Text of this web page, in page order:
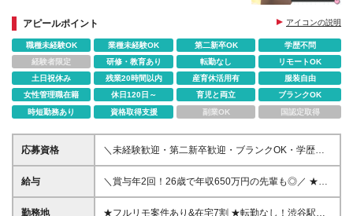
アピールポイント
アイコンの説明
職種未経験OK 業種未経験OK 第二新卒OK
学歴不問
経験者限定
研修・教育あり 転勤なし
リモートOK
土日祝休み
残業20時間以内 産育休活用有
服装自由
女性管理職在籍
休日120日～ 育児と両立
ブランクOK
時短勤務あり
資格取得支援 副業OK 国認定取得
応募資格
＼未経験歓迎・第二新卒歓迎・ブランクOK・学歴不
問！／ ◆学歴不問 ◆IT・オフィスワーク未経験の方
も歓迎します！ ＜こんな方をお待ちしております！
□接客・販売など対人経験で培ったコミュニケーショ
給与
＼賞与年2回！26歳で年収650万円の先輩も◎／ ★先
輩のほとんどが毎年年収UPを実現中 月給25万円～60
万円＋残業代全額支給＋各種手当＋賞与年2回 ※上記
勤務地
★フルリモ案件あり&在宅7割 ★転勤なし！渋谷駅徒